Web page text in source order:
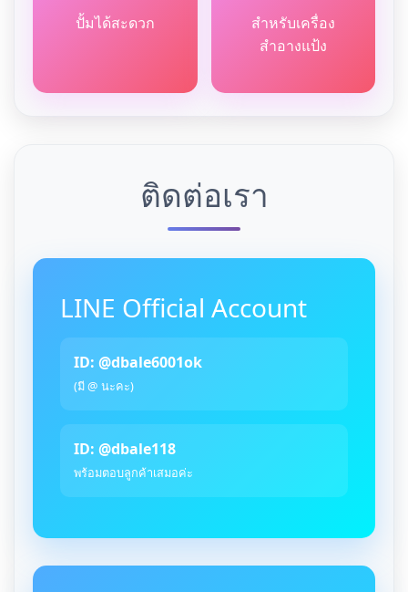
ปั้มได้สะดวก
สำหรับเครื่อง
สำอางแป้ง
ติดต่อเรา
LINE Official Account
ID: @dbale6001ok
(มี @ นะคะ)
ID: @dbale118
พร้อมตอบลูกค้าเสมอค่ะ